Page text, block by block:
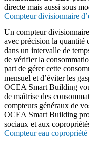
directe mais aussi sous
Compteur divisionnaire
Un compteur
avec précision la quantité
dans un intervalle de
de vérifier la
part de gérer cette
mensuel et d’éviter les
OCEA Smart Building
de maîtrise des
compteurs généraux de
OCEA Smart Building
sociaux et aux
Compteur eau copropriété